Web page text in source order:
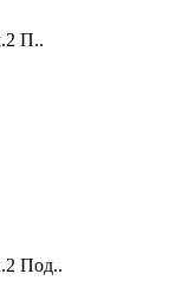
П..
Под..